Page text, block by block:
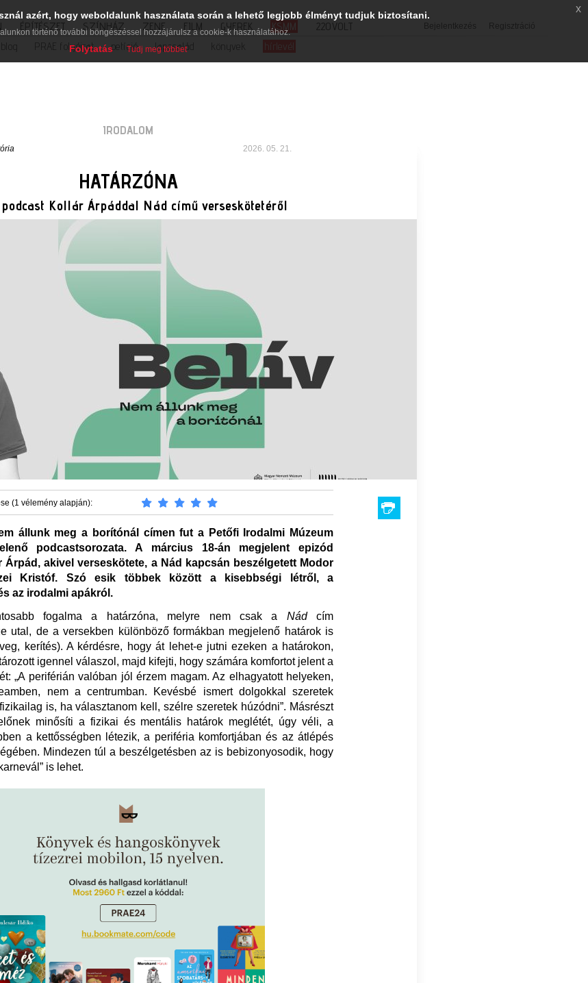
Bejelentkezés Regisztráció
ÉPÍTÉSZET SZÍNHÁZ ZENE FILM GYEREK KSMM
220VOLT
PRAE folyóirat petíció lapcsalád könyvek hírlevél
IRODALOM
2026. 05. 21.
HATÁRZÓNA
Kollár Árpáddal Nád című verseskötetéről
(1 vélemény alapján):
állunk meg a borítónál címen fut a Petőfi Irodalmi Múzeum
podcastsorozata. A március 18-án megjelent epizód
Árpád, akivel verseskötete, a Nád kapcsán beszélgetett Modor
Kristóf. Szó esik többek között a kisebbségi létről, a
az irodalmi apákról.
fogalma a határzóna, melyre nem csak a Nádcím
utal, de a versekben különböző formákban megjelenő határok is
kerítés). A kérdésre, hogy át lehet-e jutni ezeken a határokon,
igennel válaszol, majd kifejti, hogy számára komfortot jelent a
„A periférián valóban jól érzem magam. Az elhagyatott helyeken,
nem a centrumban. Kevésbé ismert dolgokkal szeretek
is, ha választanom kell, szélre szeretek húzódni”. Másrészt
minősíti a fizikai és mentális határok meglétét, úgy véli, a
a kettősségben létezik, a periféria komfortjában és az átlépés
Mindezen túl a beszélgetésben az is bebizonyosodik, hogy
is lehet.
azért, hogy weboldalunk használata során a lehető legjobb élményt tudjuk biztosítani.
történő további böngészéssel hozzájárulsz a cookie-k használatához.
Folytatás Tudj meg többet
x